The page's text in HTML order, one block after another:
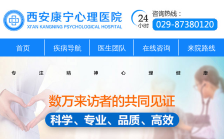
首页 疾病导航 医生团队 在线咨询 来院路线